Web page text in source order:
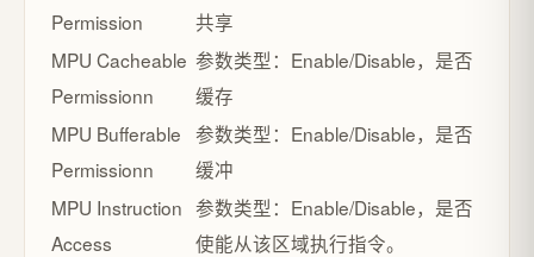
Permission
共享
MPU Cacheable
Permissionn
参数类型：Enable/Disable，是否
缓存
MPU Bufferable
Permissionn
参数类型：Enable/Disable，是否
缓冲
MPU Instruction
Access
参数类型：Enable/Disable，是否
使能从该区域执行指令。